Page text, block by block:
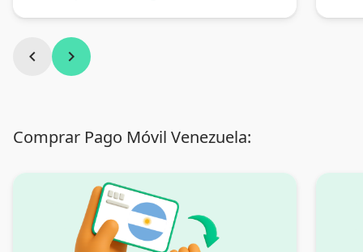
chevron_left chevron_right
Comprar Pago Móvil Venezuela: